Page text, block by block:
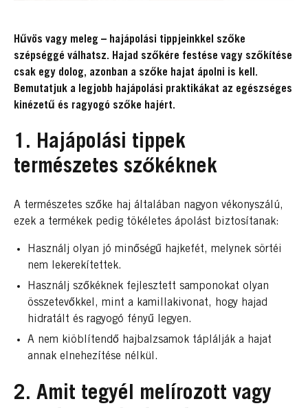
Hűvös vagy meleg – hajápolási tippjeinkkel szőke
szépséggé válhatsz. Hajad szőkére festése vagy szőkítése
csak egy dolog, azonban a szőke hajat ápolni is kell.
Bemutatjuk a legjobb hajápolási praktikákat az egészséges
kinézetű és ragyogó szőke hajért.
1. Hajápolási tippek
természetes szőkéknek
A természetes szőke haj általában nagyon vékonyszálú,
ezek a termékek pedig tökéletes ápolást biztosítanak:
Használj olyan jó minőségű hajkefét, melynek sörtéi
nem lekerekítettek.
Használj szőkéknek fejlesztett samponokat olyan
összetevőkkel, mint a kamillakivonat, hogy hajad
hidratált és ragyogó fényű legyen.
A nem kiöblítendő hajbalzsamok táplálják a hajat
annak elnehezítése nélkül.
2. Amit tegyél melírozott vagy